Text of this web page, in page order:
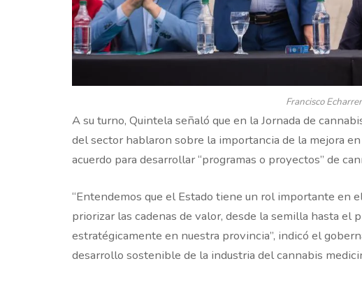
Francisco
A su turno, Quintela señaló que en la Jornada de
del sector hablaron sobre la importancia de la mejora
acuerdo para desarrollar “programas o proyectos” de
“Entendemos que el Estado tiene un rol importante en
priorizar las cadenas de valor, desde la semilla hasta
estratégicamente en nuestra provincia”, indicó el
desarrollo sostenible de la industria del cannabis